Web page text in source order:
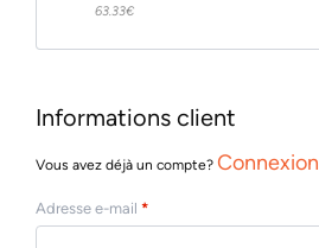
Informations client
Vous avez déjà un compte? Connexion
Adresse e-mail *
63.33€